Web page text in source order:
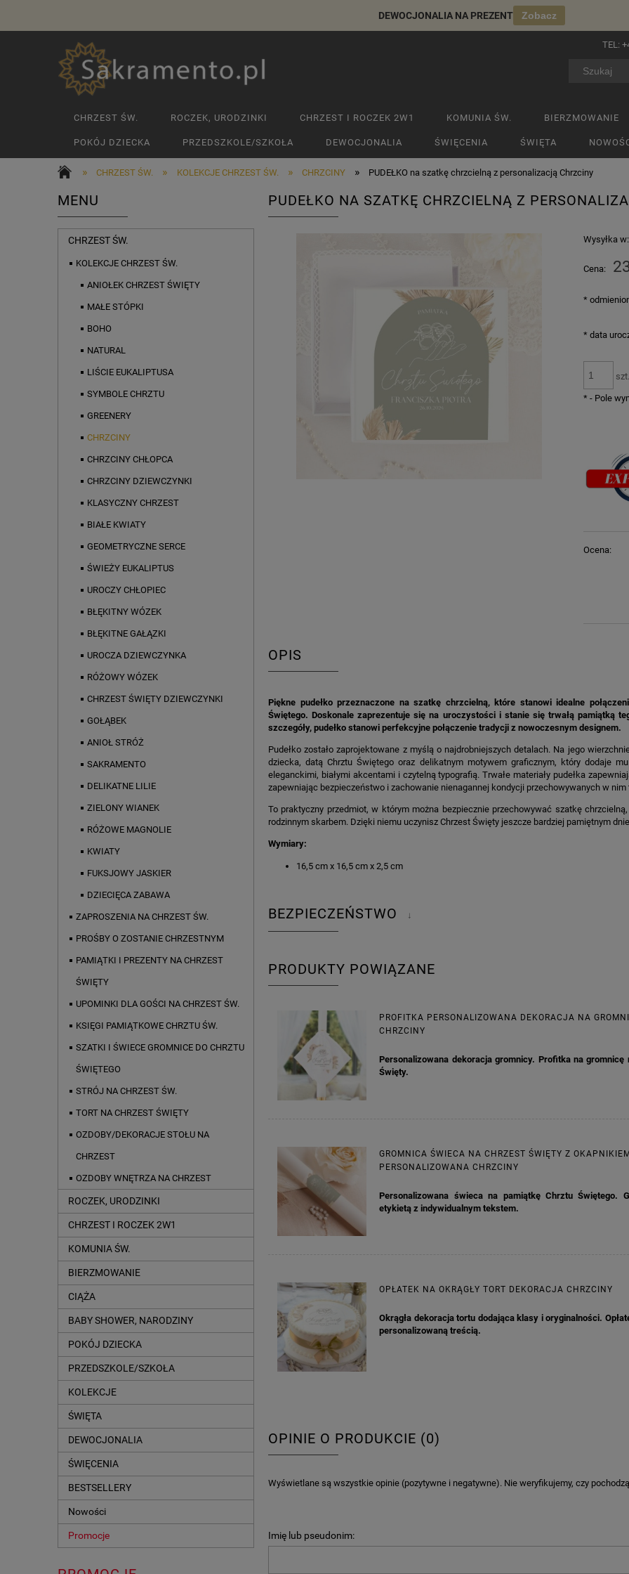
DEWOCJONALIA NA PREZENT Zobacz
TEL:
CHRZEST ŚW. ROCZEK, URODZINKI CHRZEST I ROCZEK 2W1 KOMUNIA ŚW. BIERZMOWANIE
POKÓJ DZIECKA PRZEDSZKOLE/SZKOŁA DEWOCJONALIA ŚWIĘCENIA ŚWIĘTA
» CHRZEST ŚW. » KOLEKCJE CHRZEST ŚW. » CHRZCINY » PUDEŁKO na szatkę chrzcielną z personalizacją Chrzciny
MENU
CHRZEST ŚW.
KOLEKCJE CHRZEST ŚW.
ANIOŁEK CHRZEST ŚWIĘTY
MAŁE STÓPKI
BOHO
NATURAL
LIŚCIE EUKALIPTUSA
SYMBOLE CHRZTU
GREENERY
CHRZCINY
CHRZCINY CHŁOPCA
CHRZCINY DZIEWCZYNKI
KLASYCZNY CHRZEST
BIAŁE KWIATY
GEOMETRYCZNE SERCE
ŚWIEŻY EUKALIPTUS
UROCZY CHŁOPIEC
BŁĘKITNY WÓZEK
BŁĘKITNE GAŁĄZKI
UROCZA DZIEWCZYNKA
RÓŻOWY WÓZEK
CHRZEST ŚWIĘTY DZIEWCZYNKI
GOŁĄBEK
ANIOŁ STRÓŻ
SAKRAMENTO
DELIKATNE LILIE
ZIELONY WIANEK
RÓŻOWE MAGNOLIE
KWIATY
FUKSJOWY JASKIER
DZIECIĘCA ZABAWA
ZAPROSZENIA NA CHRZEST ŚW.
PROŚBY O ZOSTANIE CHRZESTNYM
PAMIĄTKI I PREZENTY NA CHRZEST
ŚWIĘTY
UPOMINKI DLA GOŚCI NA CHRZEST ŚW.
KSIĘGI PAMIĄTKOWE CHRZTU ŚW.
SZATKI I ŚWIECE GROMNICE DO CHRZTU
ŚWIĘTEGO
STRÓJ NA CHRZEST ŚW.
TORT NA CHRZEST ŚWIĘTY
OZDOBY/DEKORACJE STOŁU NA
CHRZEST
OZDOBY WNĘTRZA NA CHRZEST
ROCZEK, URODZINKI
CHRZEST I ROCZEK 2W1
KOMUNIA ŚW.
BIERZMOWANIE
CIĄŻA
BABY SHOWER, NARODZINY
POKÓJ DZIECKA
PRZEDSZKOLE/SZKOŁA
KOLEKCJE
ŚWIĘTA
DEWOCJONALIA
ŚWIĘCENIA
BESTSELLERY
Nowości
Promocje
PUDEŁKO NA SZATKĘ CHRZCIELNĄ Z
Wysyłka w:
Cena:
*
* data
* - Pole
Ocena:
OPIS
Piękne pudełko przeznaczone na szatkę chrzcielną, które stanowi idealne
Świętego. Doskonale zaprezentuje się na uroczystości i stanie się trwałą pamiątką
szczegóły, pudełko stanowi perfekcyjne połączenie tradycji z nowoczesnym designem.
Pudełko zostało zaprojektowane z myślą o najdrobniejszych detalach. Na jego
dziecka, datą Chrztu Świętego oraz delikatnym motywem graficznym, który dodaje
eleganckimi, białymi akcentami i czytelną typografią. Trwałe materiały pudełka
zapewniając bezpieczeństwo i zachowanie nienagannej kondycji przechowywanych w nim
To praktyczny przedmiot, w którym można bezpiecznie przechowywać szatkę
rodzinnym skarbem. Dzięki niemu uczynisz Chrzest Święty jeszcze bardziej pamiętnym
Wymiary:
16,5 cm x 16,5 cm x 2,5 cm
BEZPIECZEŃSTWO ↓
PRODUKTY POWIĄZANE
PROFITKA PERSONALIZOWANA DEKORACJA NA
CHRZCINY
Personalizowana dekoracja gromnicy. Profitka na gromnicę
Święty.
GROMNICA ŚWIECA NA CHRZEST ŚWIĘTY Z
PERSONALIZOWANA CHRZCINY
Personalizowana świeca na pamiątkę Chrztu Świętego.
etykietą z indywidualnym tekstem.
OPŁATEK NA OKRĄGŁY TORT DEKORACJA CHRZCINY
Okrągła dekoracja tortu dodająca klasy i oryginalności.
personalizowaną treścią.
OPINIE O PRODUKCIE (0)
Wyświetlane są wszystkie opinie (pozytywne i negatywne). Nie weryfikujemy, czy
Imię lub pseudonim: